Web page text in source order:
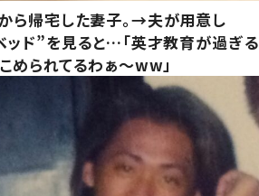
ら帰宅した妻子。→夫が用意し
ッド”を見ると…「英才教育が過ぎる
められてるわぁ～ww」